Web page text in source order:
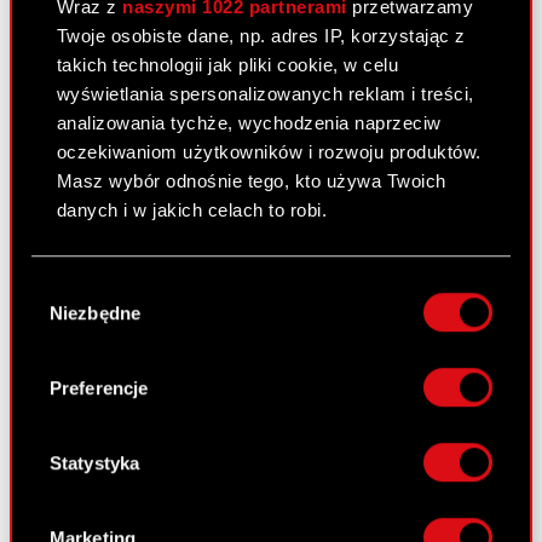
Wraz z naszymi 1022 partnerami przetwarzamy
Twoje osobiste dane, np. adres IP, korzystając z
takich technologii jak pliki cookie, w celu
wyświetlania spersonalizowanych reklam i treści,
analizowania tychże, wychodzenia naprzeciw
oczekiwaniom użytkowników i rozwoju produktów.
Masz wybór odnośnie tego, kto używa Twoich
danych i w jakich celach to robi.
lokalizacji geograficznej z dokładnością nawet
Identyfikować Twoje urządzenie, aktywnie
analizując charakteryzującego je zbiory
palca)
osobiste dane są przetwarzane oraz ustaw własne
zgody
Niezbędne
Preferencje
Statystyka
Marketing
Raport bieżący nr 27/2011
20 kwietnia 2011
PDF Ogłoszenie upadłości spółki zależnej
Raport bieżący nr 26/2011
uchwały w przedmiocie skierowania do
Walnego Zgromadzenia wniosku w
do zmiany firmy Spółki